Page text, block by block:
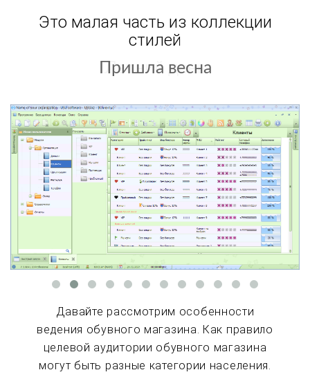
Это малая часть из коллекции
стилей
Летний день
Давайте рассмотрим особенности
ведения обувного магазина. Как правило
целевой аудитории обувного магазина
могут быть разные категории населения.